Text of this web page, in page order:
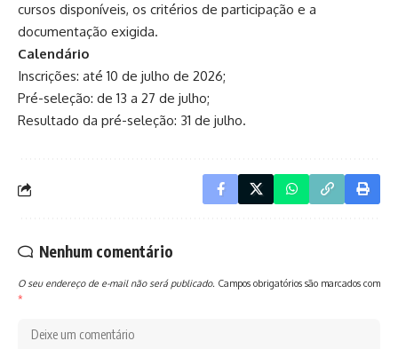
cursos disponíveis, os critérios de participação e a
documentação exigida.
Calendário
Inscrições: até 10 de julho de 2026;
Pré-seleção: de 13 a 27 de julho;
Resultado da pré-seleção: 31 de julho.
Nenhum comentário
O seu endereço de e-mail não será publicado. Campos obrigatórios são marcados com
*